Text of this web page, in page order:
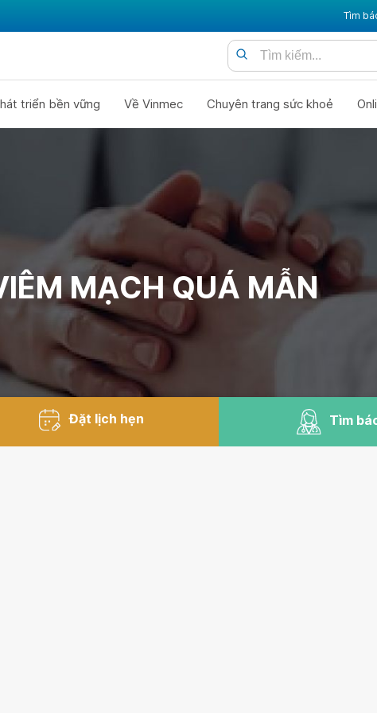
Tìm
triển bền vững Về Vinmec Chuyên trang sức khoẻ
MẠCH QUÁ MẪN
Đặt lịch hẹn Tìm